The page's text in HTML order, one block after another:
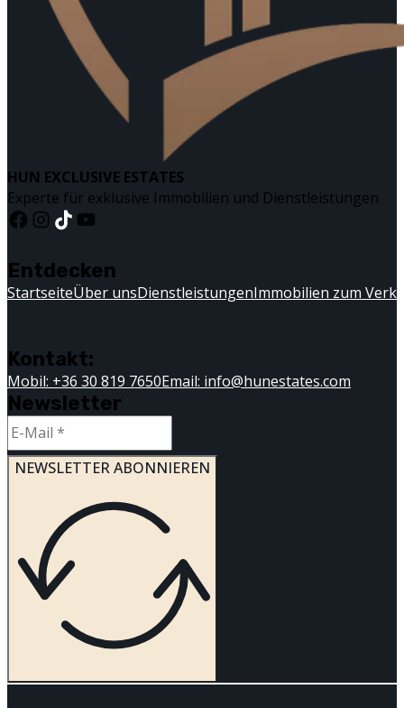
HUN EXCLUSIVE ESTATES
Experte für exklusive Immobilien und Dienstleistungen
Entdecken
StartseiteÜber unsDienstleistungenImmobilien zum
Kontakt:
Mobil: +36 30 819 7650Email: info@hunestates.com
Newsletter
NEWSLETTER ABONNIEREN